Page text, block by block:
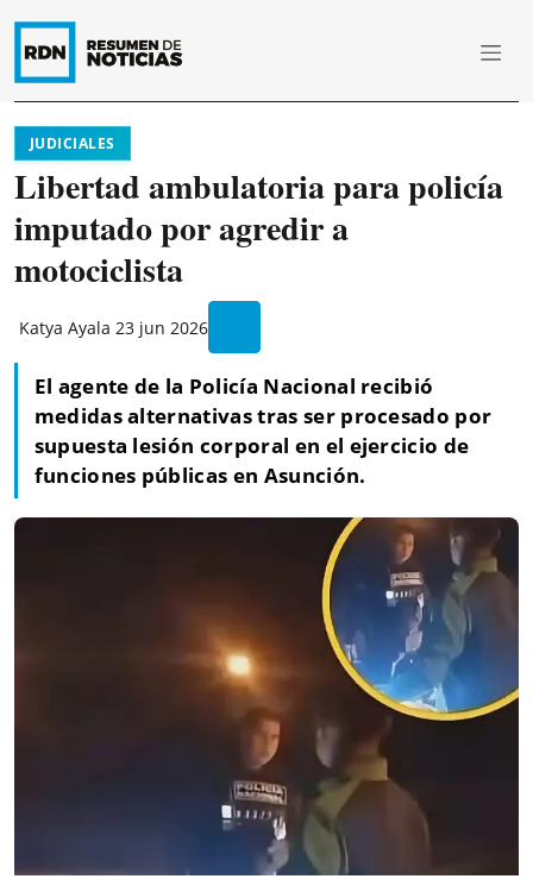
JUDICIALES
Libertad ambulatoria para policía
imputado por agredir a
motociclista
Katya Ayala 23 jun 2026
El agente de la Policía Nacional recibió
medidas alternativas tras ser procesado por
supuesta lesión corporal en el ejercicio de
funciones públicas en Asunción.